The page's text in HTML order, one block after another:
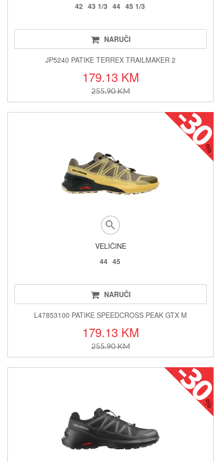
42 43 1/3 44 45 1/3
NARUČI
JP5240 PATIKE TERREX TRAILMAKER 2
179.13 KM
255.90 KM
VELIČINE
44 45
NARUČI
L47853100 PATIKE SPEEDCROSS PEAK GTX M
179.13 KM
255.90 KM